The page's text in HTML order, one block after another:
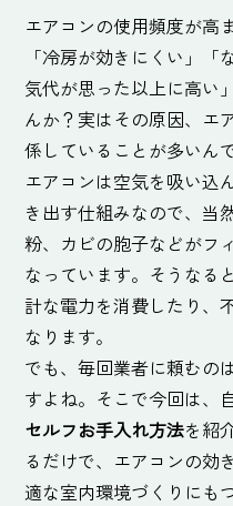
エアコンの使用頻度が高
「冷房が効きにくい」
気代が思った以上に高い
んか？実はその原因、エ
係していることが多いん
エアコンは空気を吸い込
き出す仕組みなので、当
粉、カビの胞子などがフ
なっています。そうなる
計な電力を消費したり、
なります。
でも、毎回業者に頼むの
すよね。そこで今回は、
セルフお手入れ方法を紹
るだけで、エアコンの効
適な室内環境づくりにも